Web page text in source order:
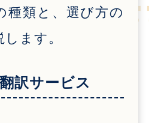
種類と、選び方の
ます。
訳サービス